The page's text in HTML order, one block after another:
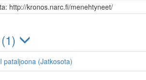
http://kronos.narc.fi/menehtyneet/
pataljoona (Jatkosota)